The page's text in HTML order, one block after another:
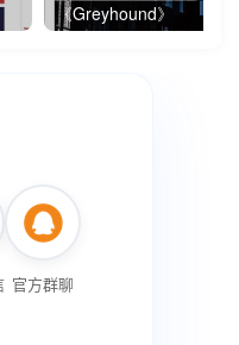
《Greyhound》